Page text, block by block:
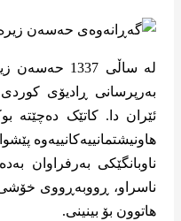
لە ساڵی
بەرپرسانی ڕادیۆی
ئێران دا. کاتێک دەچێتە
هاونیشتمانییەکانییەوە
ناوبانگێکی بەرفراوان
ناسراو، ڕووبەڕووی
هاتوون بۆ بینینی.